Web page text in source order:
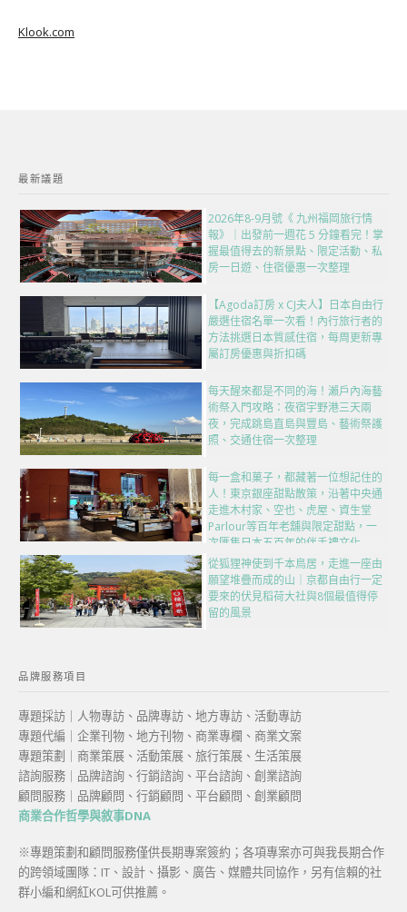
Klook.com
最新議題
2026年8-9月號《 九州福岡旅行情
報》｜出發前一週花 5 分鐘看完！掌
握最值得去的新景點、限定活動、私
房一日遊、住宿優惠一次整理
【Agoda訂房 x CJ夫人】日本自由行
嚴選住宿名單一次看！內行旅行者的
方法挑選日本質感住宿，每周更新專
屬訂房優惠與折扣碼
每天醒來都是不同的海！瀨戶內海藝
術祭入門攻略：夜宿宇野港三天兩
夜，完成跳島直島與豐島、藝術祭護
照、交通住宿一次整理
每一盒和菓子，都藏著一位想記住的
人！東京銀座甜點散策，沿著中央通
走進木村家、空也、虎屋、資生堂
Parlour等百年老舖與限定甜點，一
次匯集日本五百年的伴手禮文化
從狐狸神使到千本鳥居，走進一座由
願望堆疊而成的山｜京都自由行一定
要來的伏見稻荷大社與8個最值得停
留的風景
品牌服務項目
專題採訪｜人物專訪、品牌專訪、地方專訪、活動專訪
專題代編｜企業刊物、地方刊物、商業專欄、商業文案
專題策劃｜商業策展、活動策展、旅行策展、生活策展
諮詢服務｜品牌諮詢、行銷諮詢、平台諮詢、創業諮詢
顧問服務｜品牌顧問、行銷顧問、平台顧問、創業顧問
商業合作哲學與敘事DNA
※專題策劃和顧問服務僅供長期專案簽約；各項專案亦可與我長期合作
的跨領域團隊：IT、設計、攝影、廣告、媒體共同協作，另有信賴的社
群小編和網紅KOL可供推薦。